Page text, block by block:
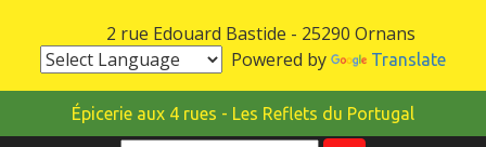
2 rue Edouard Bastide - 25290 Ornans
Powered by
Translate
Épicerie aux 4 rues - Les Reflets du Portugal